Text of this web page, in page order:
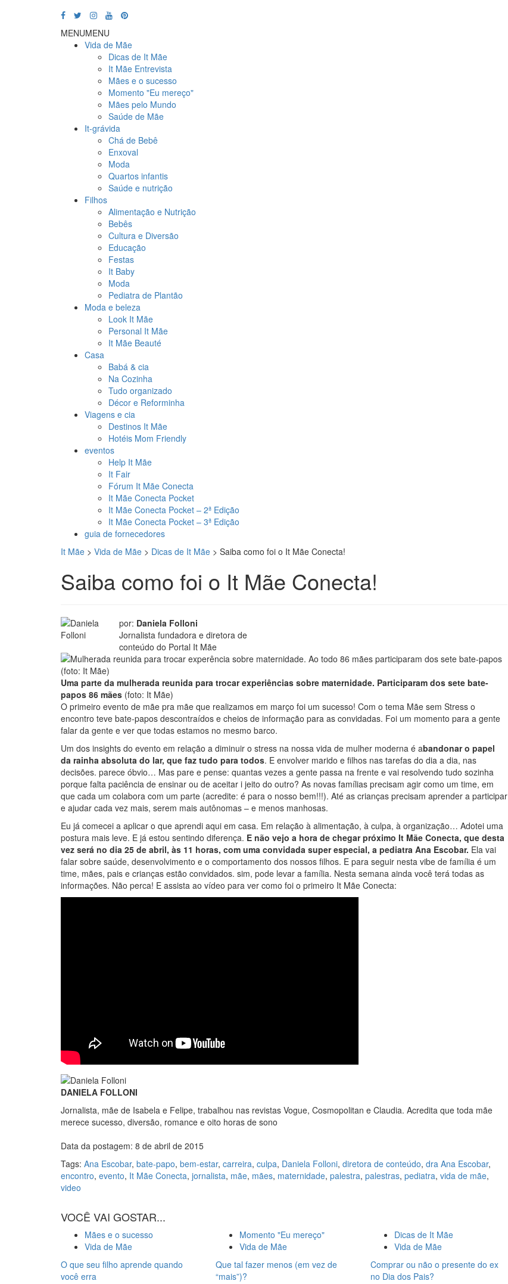
MENUMENU
Vida de Mãe
Dicas de It Mãe
It Mãe Entrevista
Mães e o sucesso
Momento "Eu mereço"
Mães pelo Mundo
Saúde de Mãe
It-grávida
Chá de Bebê
Enxoval
Moda
Quartos infantis
Saúde e nutrição
Filhos
Alimentação e Nutrição
Bebês
Cultura e Diversão
Educação
Festas
It Baby
Moda
Pediatra de Plantão
Moda e beleza
Look It Mãe
Personal It Mãe
It Mãe Beauté
Casa
Babá & cia
Na Cozinha
Tudo organizado
Décor e Reforminha
Viagens e cia
Destinos It Mãe
Hotéis Mom Friendly
eventos
Help It Mãe
It Fair
Fórum It Mãe Conecta
It Mãe Conecta Pocket
It Mãe Conecta Pocket – 2ª Edição
It Mãe Conecta Pocket – 3ª Edição
guia de fornecedores
It Mãe > Vida de Mãe > Dicas de It Mãe > Saiba como foi o It Mãe Conecta!
Saiba como foi o It Mãe Conecta!
por: Daniela Folloni
Jornalista fundadora e diretora de
conteúdo do Portal It Mãe
Uma parte da mulherada reunida para trocar experiências sobre maternidade. Participaram dos sete bate-
papos 86 mães (foto: It Mãe)
O primeiro evento de mãe pra mãe que realizamos em março foi um sucesso! Com o tema Mãe sem Stress o
encontro teve bate-papos descontraídos e cheios de informação para as convidadas. Foi um momento para a gente
falar da gente e ver que todas estamos no mesmo barco.
Um dos insights do evento em relação a diminuir o stress na nossa vida de mulher moderna é abandonar o papel
da rainha absoluta do lar, que faz tudo para todos. E envolver marido e filhos nas tarefas do dia a dia, nas
decisões. parece óbvio… Mas pare e pense: quantas vezes a gente passa na frente e vai resolvendo tudo sozinha
porque falta paciência de ensinar ou de aceitar i jeito do outro? As novas famílias precisam agir como um time, em
que cada um colabora com um parte (acredite: é para o nosso bem!!!). Até as crianças precisam aprender a participar
e ajudar cada vez mais, serem mais autônomas – e menos manhosas.
Eu já comecei a aplicar o que aprendi aqui em casa. Em relação à alimentação, à culpa, à organização… Adotei uma
postura mais leve. E já estou sentindo diferença. E não vejo a hora de chegar próximo It Mãe Conecta, que desta
vez será no dia 25 de abril, às 11 horas, com uma convidada super especial, a pediatra Ana Escobar. Ela vai
falar sobre saúde, desenvolvimento e o comportamento dos nossos filhos. E para seguir nesta vibe de família é um
time, mães, pais e crianças estão convidados. sim, pode levar a família. Nesta semana ainda você terá todas as
informações. Não perca! E assista ao vídeo para ver como foi o primeiro It Mãe Conecta:
DANIELA FOLLONI
Jornalista, mãe de Isabela e Felipe, trabalhou nas revistas Vogue, Cosmopolitan e Claudia. Acredita que toda mãe
merece sucesso, diversão, romance e oito horas de sono
Data da postagem: 8 de abril de 2015
Tags: Ana Escobar, bate-papo, bem-estar, carreira, culpa, Daniela Folloni, diretora de conteúdo, dra Ana Escobar,
encontro, evento, It Mãe Conecta, jornalista, mãe, mães, maternidade, palestra, palestras, pediatra, vida de mãe,
video
VOCÊ VAI GOSTAR...
Mães e o sucesso
Vida de Mãe
O que seu filho aprende quando
você erra
Momento "Eu mereço"
Vida de Mãe
Que tal fazer menos (em vez de
“mais”)?
Dicas de It Mãe
Vida de Mãe
Comprar ou não o presente do ex
no Dia dos Pais?